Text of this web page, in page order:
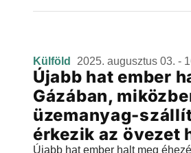
Külföld 2025. augusztus 03. -
Újabb hat ember
Gázában,
üzemanyag-
érkezik az övezet
Újabb hat ember halt meg